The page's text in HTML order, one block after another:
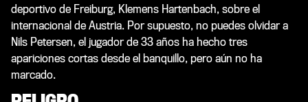
deportivo de Freiburg, Klemens Hartenbach, sobre el
internacional de Austria. Por supuesto, no puedes olvidar a
Nils Petersen, el jugador de 33 años ha hecho tres
apariciones cortas desde el banquillo, pero aún no ha
marcado.